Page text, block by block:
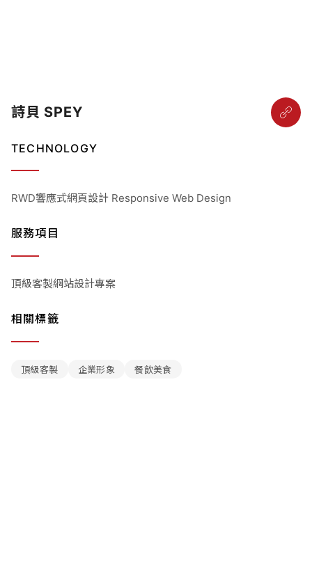
詩貝 SPEY
TECHNOLOGY
RWD響應式網頁設計 Responsive Web Design
服務項目
頂級客製網站設計專案
相關標籤
頂級客製 企業形象 餐飲美食